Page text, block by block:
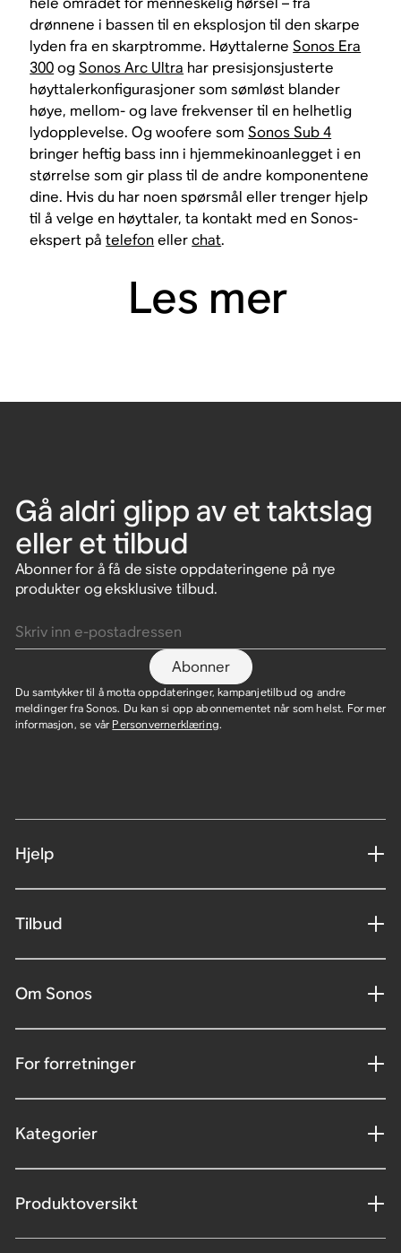
drønnene i bassen til en eksplosjon til den skarpe
lyden fra en skarptromme. HøyttalerneSonos Era
300ogSonos Arc Ultra har presisjonsjusterte
høyttalerkonfigurasjoner som sømløst blander
høye, mellom- og lave frekvenser til en helhetlig
lydopplevelse. Og woofere somSonos Sub 4
bringer heftig bass inn i hjemmekinoanlegget i en
størrelse som gir plass til de andre komponentene
dine. Hvis du har noen spørsmål eller trenger hjelp
til å velge en høyttaler, ta kontakt med en Sonos-
ekspert påtelefonellerchat.
Les mer
Gå aldri glipp av et taktslag
eller et tilbud
Abonner for å få de siste oppdateringene på nye
produkter og eksklusive tilbud.
Abonner
Du samtykker til å motta oppdateringer, kampanjetilbud og andre
meldinger fra Sonos. Du kan si opp abonnementet når som helst. For mer
informasjon, se vår Personvernerklæring.
Hjelp
Tilbud
Om Sonos
For forretninger
Kategorier
Produktoversikt